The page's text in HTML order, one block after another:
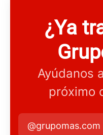
¿Ya
Ayúdanos
próximo
@grupomas.com